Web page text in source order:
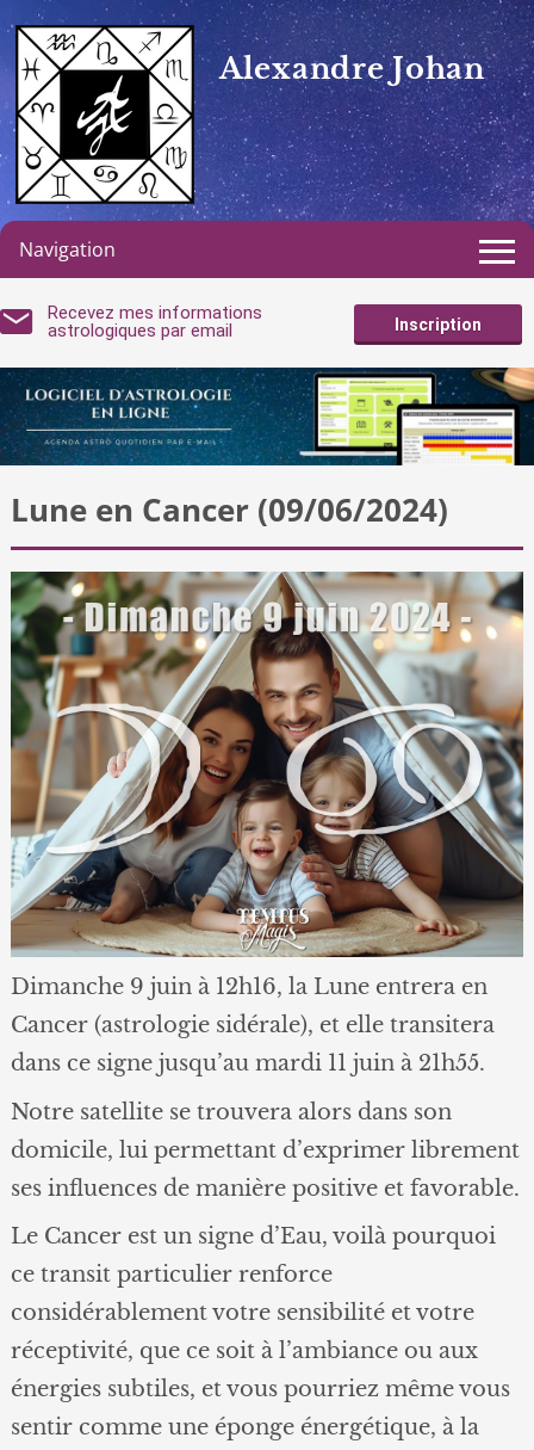
Alexandre Johan
Navigation
Recevez mes informations
astrologiques par email
Inscription
Lune en Cancer (09/06/2024)
Dimanche 9 juin à 12h16, la Lune entrera en
Cancer (astrologie sidérale), et elle transitera
dans ce signe jusqu’au mardi 11 juin à 21h55.
Notre satellite se trouvera alors dans son
domicile, lui permettant d’exprimer librement
ses influences de manière positive et favorable.
Le Cancer est un signe d’Eau, voilà pourquoi
ce transit particulier renforce
considérablement votre sensibilité et votre
réceptivité, que ce soit à l’ambiance ou aux
énergies subtiles, et vous pourriez même vous
sentir comme une éponge énergétique, à la